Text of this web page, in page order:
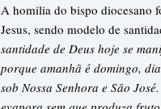
A homilia do bispo diocesano
Jesus, sendo modelo de
santidade de Deus hoje se
porque amanhã é domingo,
sob Nossa Senhora e São